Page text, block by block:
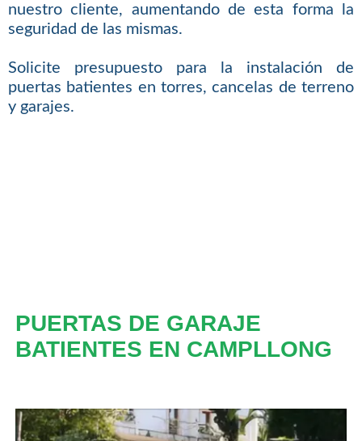
nuestro cliente, aumentando de esta forma la
seguridad de las mismas.
Solicite presupuesto para la instalación de
puertas batientes en torres, cancelas de terreno
y garajes.
PUERTAS DE GARAJE
BATIENTES EN CAMPLLONG